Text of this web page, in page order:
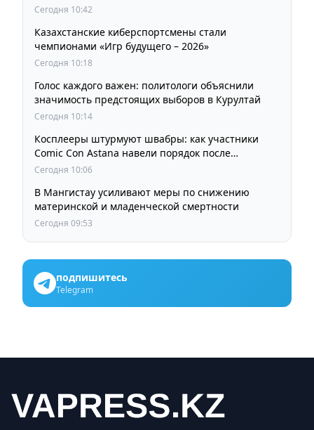
Сегодня 10:42
Казахстанские киберспортсмены стали
чемпионами «Игр будущего – 2026»
Сегодня 10:18
Голос каждого важен: политологи объяснили
значимость предстоящих выборов в Курултай
Сегодня 10:14
Косплееры штурмуют швабры: как участники
Comic Con Astana навели порядок после
фестиваля
Сегодня 10:06
В Мангистау усиливают меры по снижению
материнской и младенческой смертности
Сегодня 09:53
подпишитесь
Telegram